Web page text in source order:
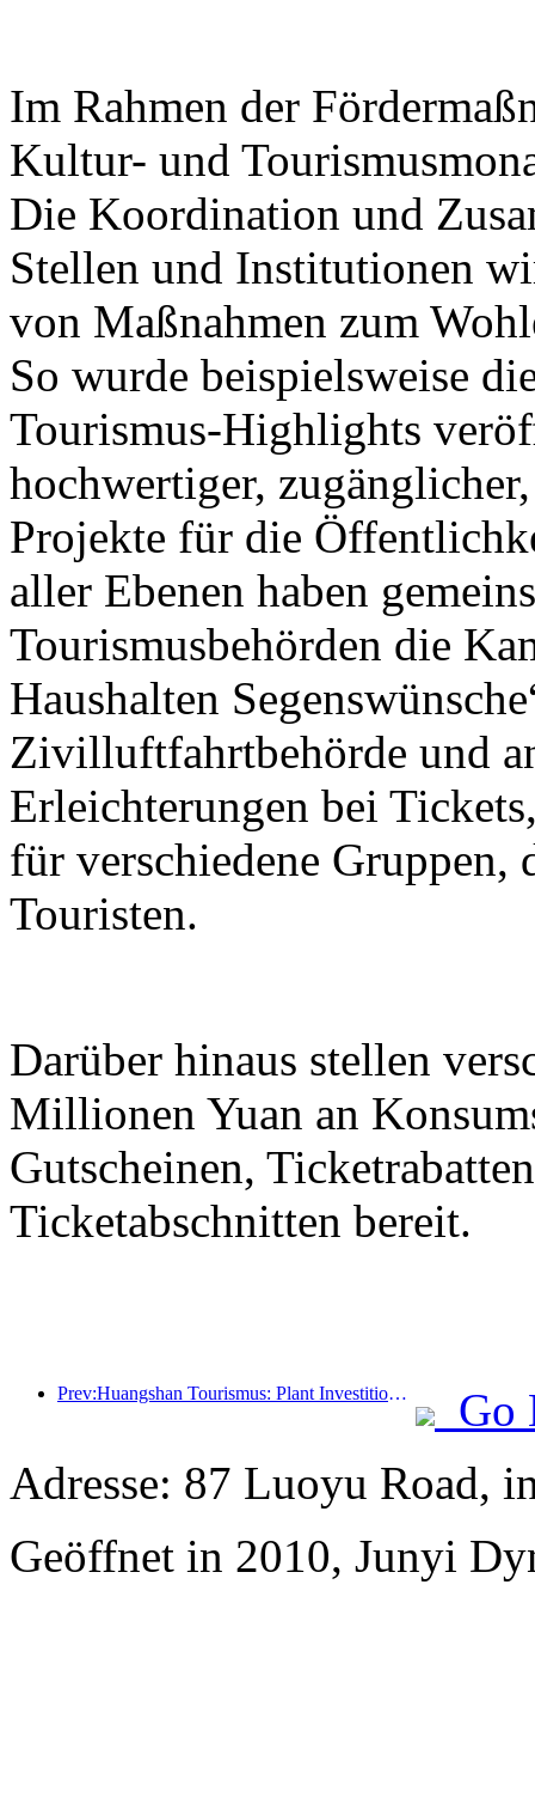
Im Rahmen der
Kultur- und
Die Koordination und
Stellen und Institutionen
von Maßnahmen zum
So wurde beispielsweise
Tourismus-Highlights
hochwertiger,
Projekte für die
aller Ebenen haben
Tourismusbehörden die
Haushalten
Zivilluftfahrtbehörde und
Erleichterungen bei
für verschiedene Gruppen,
Touristen.
Darüber hinaus stellen
Millionen Yuan an
Gutscheinen,
Ticketabschnitten bereit.
Prev:Huangshan Tourismus: Plant Investitionen in Höhe von 530 Millionen Yuan für Hotelrenovierungen
Go
Adresse: 87 Luoyu Road,
Geöffnet in 2010, Junyi